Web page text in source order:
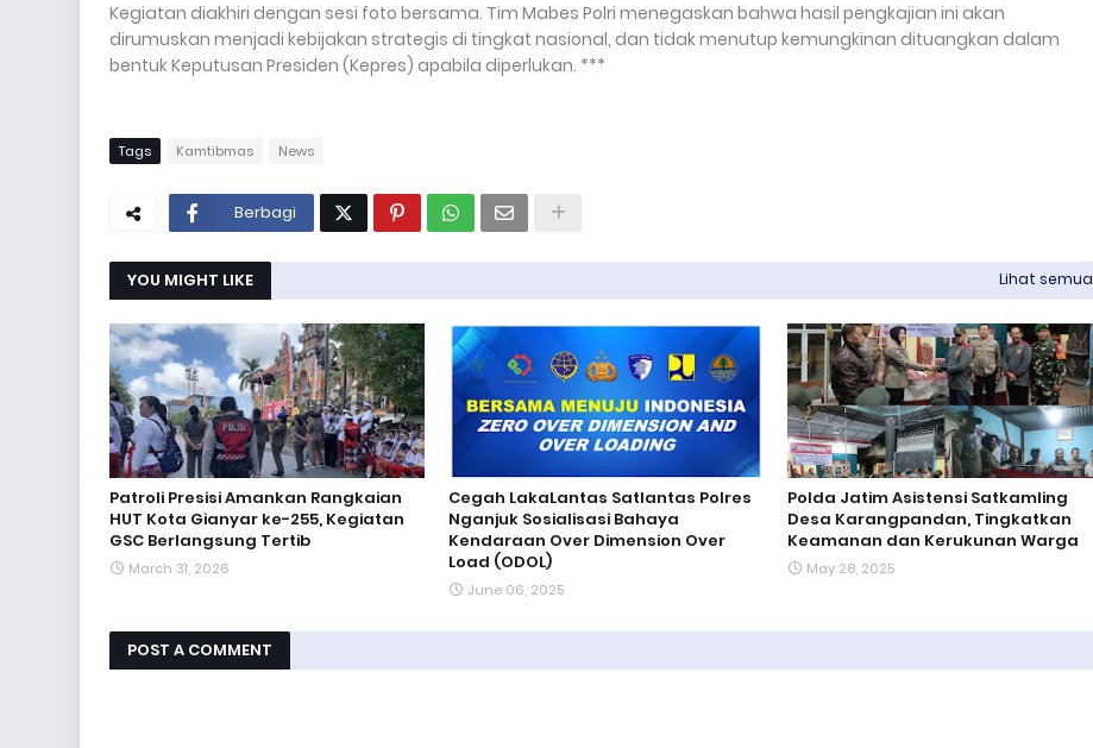
Kegiatan diakhiri dengan sesi foto bersama. Tim Mabes Polri menegaskan bahwa hasil pengkajian ini akan
dirumuskan menjadi kebijakan strategis di tingkat nasional, dan tidak menutup kemungkinan dituangkan dalam
bentuk Keputusan Presiden (Kepres) apabila diperlukan. ***
Tags Kamtibmas News
Berbagi
YOU MIGHT LIKE Lihat semua
Patroli Presisi Amankan Rangkaian
HUT Kota Gianyar ke-255, Kegiatan
GSC Berlangsung Tertib
March 31, 2026
Cegah LakaLantas Satlantas Polres
Nganjuk Sosialisasi Bahaya
Kendaraan Over Dimension Over
Load (ODOL)
June 06, 2025
Polda Jatim Asistensi Satkamling
Desa Karangpandan, Tingkatkan
Keamanan dan Kerukunan Warga
May 28, 2025
POST A COMMENT